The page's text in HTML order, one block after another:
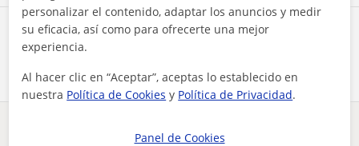
Comparte a este profesor
¿Hay algún error en este perfil?
personalizar el contenido, adaptar los anuncios y medir
su eficacia, así como para ofrecerte una mejor
experiencia.
Al hacer clic en “Aceptar”, aceptas lo establecido en
nuestra Política de Cookies y Política de Privacidad.
Panel de Cookies